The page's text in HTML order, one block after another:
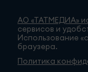
АО «ТАТМЕДИА»
сервисов и
Использование
браузера.
Политика